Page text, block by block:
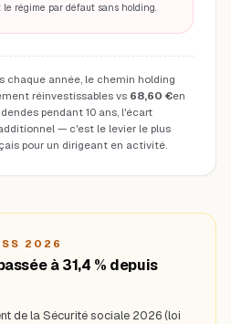
régime par défaut sans holding.
chaque année, le chemin holding
réinvestissables vs 68,60 €en
pendant 10 ans, l'écart
— c'est le levier le plus
pour un dirigeant en activité.
2026
à 31,4 % depuis
de la Sécurité sociale 2026 (loi